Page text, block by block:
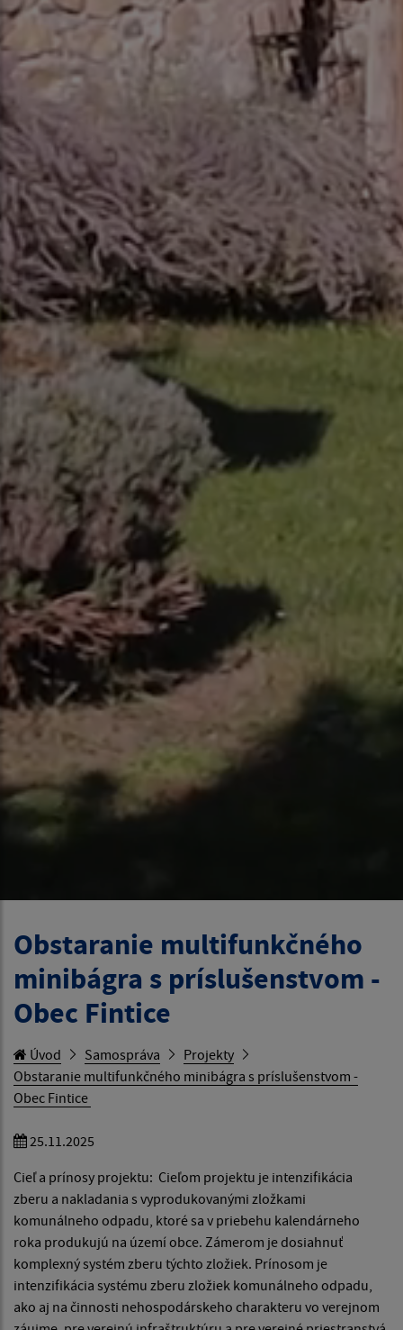
Obstaranie multifunkčného
minibágra s príslušenstvom -
Obec Fintice
Úvod Samospráva
Projekty
Obstaranie multifunkčného minibágra s príslušenstvom -
Obec Fintice
25.11.2025
Cieľ a prínosy projektu: Cieľom projektu je intenzifikácia
zberu a nakladania s vyprodukovanými zložkami
komunálneho odpadu, ktoré sa v priebehu kalendárneho
roka produkujú na území obce. Zámerom je dosiahnuť
komplexný systém zberu týchto zložiek. Prínosom je
intenzifikácia systému zberu zložiek komunálneho odpadu,
ako aj na činnosti nehospodárskeho charakteru vo verejnom